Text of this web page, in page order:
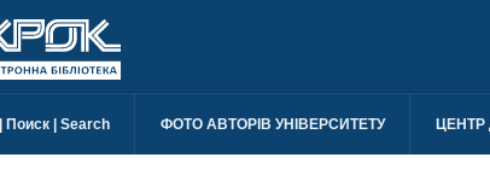
Поиск | Search ФОТО АВТОРІВ УНІВЕРСИТЕТУ